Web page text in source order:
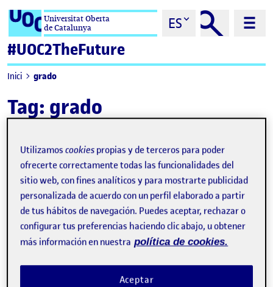
Saltar al contenidoUniversitat Oberta
de Catalunya
ES
#UOC2TheFuture
Inici grado
Tag: grado
Utilizamoscookies propias y de terceros para poder
ofrecerte correctamente todas las funcionalidades del
sitio web, con fines analíticos y para mostrarte publicidad
personalizada de acuerdo con un perfil elaborado a partir
de tus hábitos de navegación. Puedes aceptar, rechazar o
configurar tus preferencias haciendo clic abajo, u obtener
más información en nuestra política de cookies.
Aceptar